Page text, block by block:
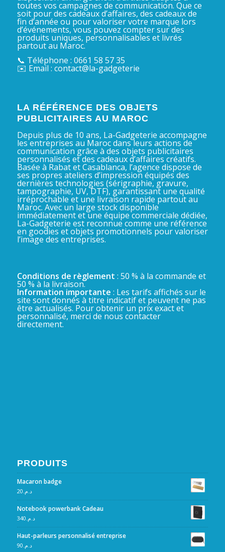
toutes vos campagnes de communication. Que ce
soit pour des cadeaux d’affaires, des cadeaux de
fin d’année ou pour valoriser votre marque lors
d’événements, vous pouvez compter sur des
produits uniques, personnalisables et livrés
partout au Maroc.
📞 Téléphone : 0661 58 57 35
✉️ Email : contact@la-gadgeterie
LA RÉFÉRENCE DES OBJETS
PUBLICITAIRES AU MAROC
Depuis plus de 10 ans, La-Gadgeterie accompagne
les entreprises au Maroc dans leurs actions de
communication grâce à des objets publicitaires
personnalisés et des cadeaux d’affaires créatifs.
Basée à Rabat et Casablanca, l’agence dispose de
ses propres ateliers d’impression équipés des
dernières technologies (sérigraphie, gravure,
tampographie, UV, DTF), garantissant une qualité
irréprochable et une livraison rapide partout au
Maroc. Avec un large stock disponible
immédiatement et une équipe commerciale dédiée,
La-Gadgeterie est reconnue comme une référence
en goodies et objets promotionnels pour valoriser
l’image des entreprises.
Conditions de règlement : 50 % à la commande et
50 % à la livraison.
Information importante : Les tarifs affichés sur le
site sont donnés à titre indicatif et peuvent ne pas
être actualisés. Pour obtenir un prix exact et
personnalisé, merci de nous contacter
directement.
PRODUITS
Macaron badge
د.م.20
Notebook powerbank Cadeau
د.م.340
Haut-parleurs personnalisé entreprise
د.م.90